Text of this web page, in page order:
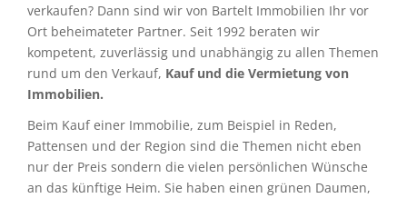
verkaufen? Dann sind wir von Bartelt Immobilien Ihr vor
Ort beheimateter Partner. Seit 1992 beraten wir
kompetent, zuverlässig und unabhängig zu allen Themen
rund um den Verkauf, Kauf und die Vermietung von
Immobilien.
Beim Kauf einer Immobilie, zum Beispiel in Reden,
Pattensen und der Region sind die Themen nicht eben
nur der Preis sondern die vielen persönlichen Wünsche
an das künftige Heim. Sie haben einen grünen Daumen,